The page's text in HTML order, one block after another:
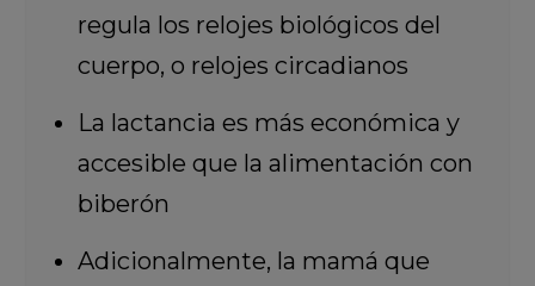
regula los relojes biológicos del
cuerpo, o relojes circadianos
La lactancia es más económica y
accesible que la alimentación con
biberón
Adicionalmente, la mamá que